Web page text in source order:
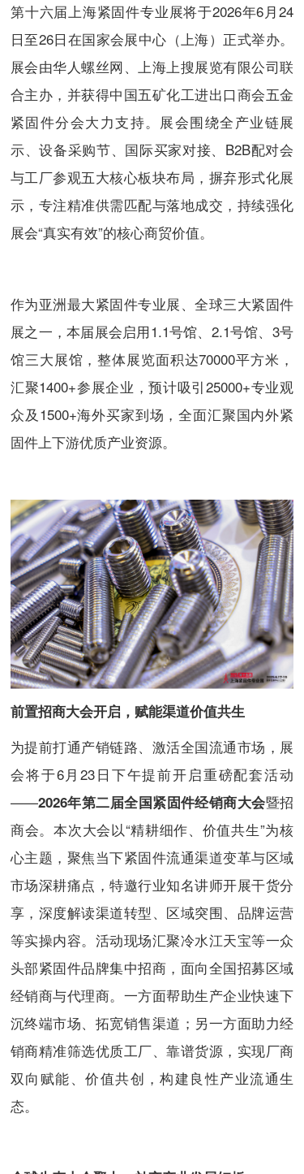
第十六届上海紧固件专业展将于2026年6月24
日至26日在国家会展中心（上海）正式举办。
展会由华人螺丝网、上海上搜展览有限公司联
合主办，并获得中国五矿化工进出口商会五金
紧固件分会大力支持。展会围绕全产业链展
示、设备采购节、国际买家对接、B2B配对会
与工厂参观五大核心板块布局，摒弃形式化展
示，专注精准供需匹配与落地成交，持续强化
展会“真实有效”的核心商贸价值。
作为亚洲最大紧固件专业展、全球三大紧固件
展之一，本届展会启用1.1号馆、2.1号馆、3号
馆三大展馆，整体展览面积达70000平方米，
汇聚1400+参展企业，预计吸引25000+专业观
众及1500+海外买家到场，全面汇聚国内外紧
固件上下游优质产业资源。
前置招商大会开启，赋能渠道价值共生
为提前打通产销链路、激活全国流通市场，展
会将于6月23日下午提前开启重磅配套活动
——2026年第二届全国紧固件经销商大会暨招
商会。本次大会以“精耕细作、价值共生”为核
心主题，聚焦当下紧固件流通渠道变革与区域
市场深耕痛点，特邀行业知名讲师开展干货分
享，深度解读渠道转型、区域突围、品牌运营
等实操内容。活动现场汇聚冷水江天宝等一众
头部紧固件品牌集中招商，面向全国招募区域
经销商与代理商。一方面帮助生产企业快速下
沉终端市场、拓宽销售渠道；另一方面助力经
销商精准筛选优质工厂、靠谱货源，实现厂商
双向赋能、价值共创，构建良性产业流通生
态。